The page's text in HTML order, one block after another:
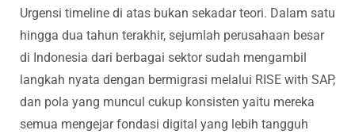
Urgensi timeline di atas bukan sekadar teori. Dalam satu
hingga dua tahun terakhir, sejumlah perusahaan besar
di Indonesia dari berbagai sektor sudah mengambil
langkah nyata dengan bermigrasi melalui RISE with SAP,
dan pola yang muncul cukup konsisten yaitu mereka
semua mengejar fondasi digital yang lebih tangguh